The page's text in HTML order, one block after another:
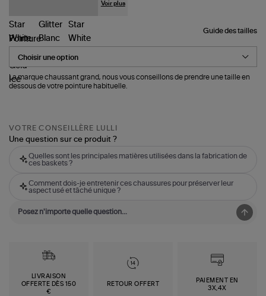
Voir plus
Guide des tailles
Pointure
La marque chaussant grand, nous vous conseillons de prendre une taille en
dessous de votre pointure habituelle.
VOTRE CONSEILLÈRE LULLI
Une question sur ce produit ?
Quelles sont les principales matières utilisées dans la fabrication de
ces baskets ?
Comment dois-je entretenir ces chaussures pour préserver leur
aspect usé et tâché unique ?
LIVRAISON
OFFERTE DÈS 150
€
RETOUR OFFERT
PAIEMENT EN
3X,4X